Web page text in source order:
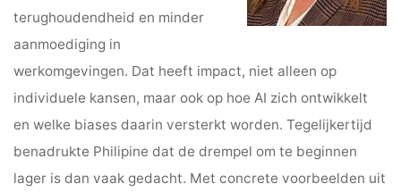
terughoudendheid en minder
aanmoediging in
werkomgevingen. Dat heeft impact, niet alleen op
individuele kansen, maar ook op hoe AI zich ontwikkelt
en welke biases daarin versterkt worden. Tegelijkertijd
benadrukte Philipine dat de drempel om te beginnen
lager is dan vaak gedacht. Met concrete voorbeelden uit